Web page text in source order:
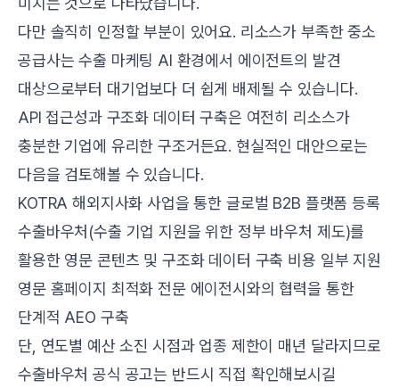
다만 솔직히 인정할 부분이 있어요. 리소스가 부족한 중소
공급사는 수출 마케팅 AI 환경에서 에이전트의 발견
대상으로부터 대기업보다 더 쉽게 배제될 수 있습니다.
API 접근성과 구조화 데이터 구축은 여전히 리소스가
충분한 기업에 유리한 구조거든요. 현실적인 대안으로는
다음을 검토해볼 수 있습니다.
KOTRA 해외지사화 사업을 통한 글로벌 B2B 플랫폼 등록
수출바우처(수출 기업 지원을 위한 정부 바우처 제도)를
활용한 영문 콘텐츠 및 구조화 데이터 구축 비용 일부 지원
영문 홈페이지 최적화 전문 에이전시와의 협력을 통한
단계적 AEO 구축
단, 연도별 예산 소진 시점과 업종 제한이 매년 달라지므로
수출바우처 공식 공고는 반드시 직접 확인해보시길